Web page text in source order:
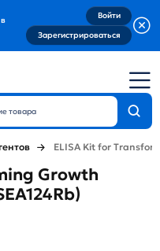
Войти
Зарегистрироваться
ELISA Kit for
Growth